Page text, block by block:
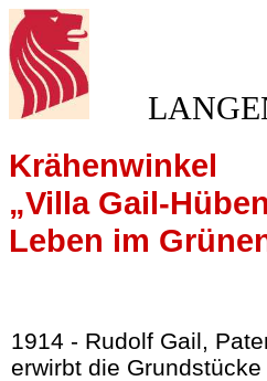
Krähenwinkel
„Villa Gail-
Leben im
1914 - Rudolf Gail,
erwirbt die Grundstücke